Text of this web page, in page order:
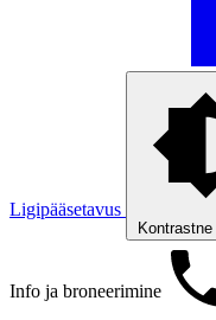
Ligipääsetavus
Kontrastne
Info ja broneerimine